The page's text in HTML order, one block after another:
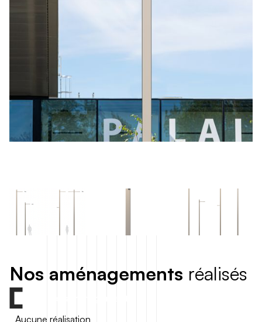
Nos aménagements réalisés
Aucune réalisation